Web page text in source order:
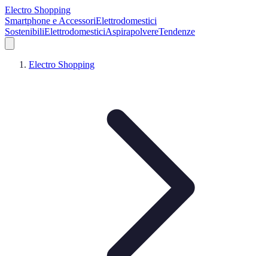
Electro Shopping
Smartphone e AccessoriElettrodomestici
SostenibiliElettrodomesticiAspirapolvereTendenze
Electro Shopping